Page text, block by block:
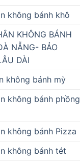
không bánh khô
KHÔNG BÁNH
NẴNG- BẢO
DÀI
không bánh mỳ
không bánh phồng
không bánh Pizza
không bánh tét